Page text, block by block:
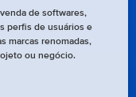
de softwares,
perfis de usuários e
marcas renomadas,
ou negócio.